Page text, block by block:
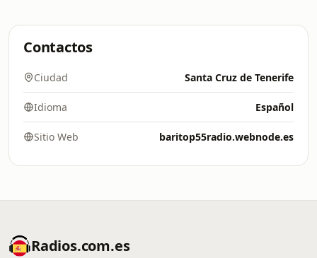
Contactos
Ciudad Santa Cruz de Tenerife
Idioma Español
Sitio Web baritop55radio.webnode.es
Radios.com.es